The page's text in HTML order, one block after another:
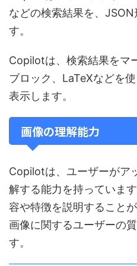
などの検索結果を、
す。
Copilotは、検索結果をマ
ブロック、LaTeXなどを
表示します。
画像の理解能力
Copilotは、ユーザーがア
解する能力を持っていま
容や特徴を説明すること
画像に関するユーザーの
す。